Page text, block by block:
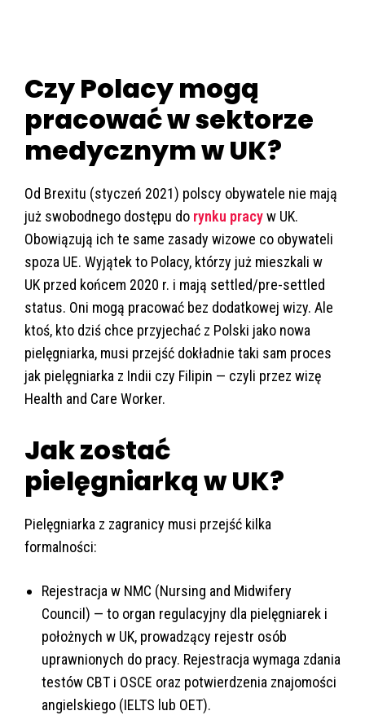
Czy Polacy mogą
pracować w sektorze
medycznym w UK?
Od Brexitu (styczeń 2021) polscy obywatele nie mają
już swobodnego dostępu do rynku pracyw UK.
Obowiązują ich te same zasady wizowe co obywateli
spoza UE. Wyjątek to Polacy, którzy już mieszkali w
UK przed końcem 2020 r. i mają settled/pre-settled
status. Oni mogą pracować bez dodatkowej wizy. Ale
ktoś, kto dziś chce przyjechać z Polski jako nowa
pielęgniarka, musi przejść dokładnie taki sam proces
jak pielęgniarka z Indii czy Filipin — czyli przez wizę
Health and Care Worker.
Jak zostać
pielęgniarką w UK?
Pielęgniarka z zagranicy musi przejść kilka
formalności:
Rejestracja w NMC (Nursing and Midwifery
Council) — to organ regulacyjny dla pielęgniarek i
położnych w UK, prowadzący rejestr osób
uprawnionych do pracy. Rejestracja wymaga zdania
testów CBT i OSCE oraz potwierdzenia znajomości
angielskiego (IELTS lub OET).